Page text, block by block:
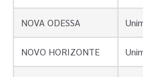
NOVA ODESSA
NOVO HORIZONTE